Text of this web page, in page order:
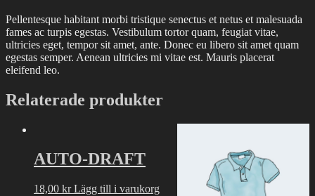
Pellentesque habitant morbi tristique senectus et netus et malesuada
fames ac turpis egestas. Vestibulum tortor quam, feugiat vitae,
ultricies eget, tempor sit amet, ante. Donec eu libero sit amet quam
egestas semper. Aenean ultricies mi vitae est. Mauris placerat
eleifend leo.
Relaterade produkter
AUTO-DRAFT
18,00 kr Lägg till i varukorg